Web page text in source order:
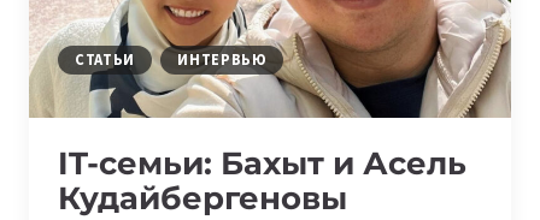
СТАТЬИ ИНТЕРВЬЮ
IT-семьи: Бахыт и Асель
Кудайбергеновы